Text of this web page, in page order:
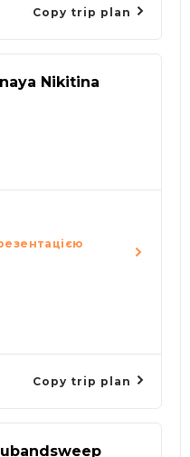
Copy trip plan
Nikitina
Copy trip plan